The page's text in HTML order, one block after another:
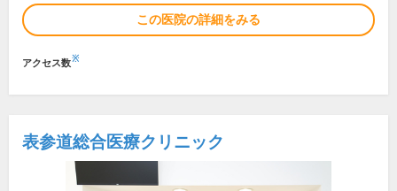
この医院の詳細をみる
アクセス数※
表参道総合医療クリニック